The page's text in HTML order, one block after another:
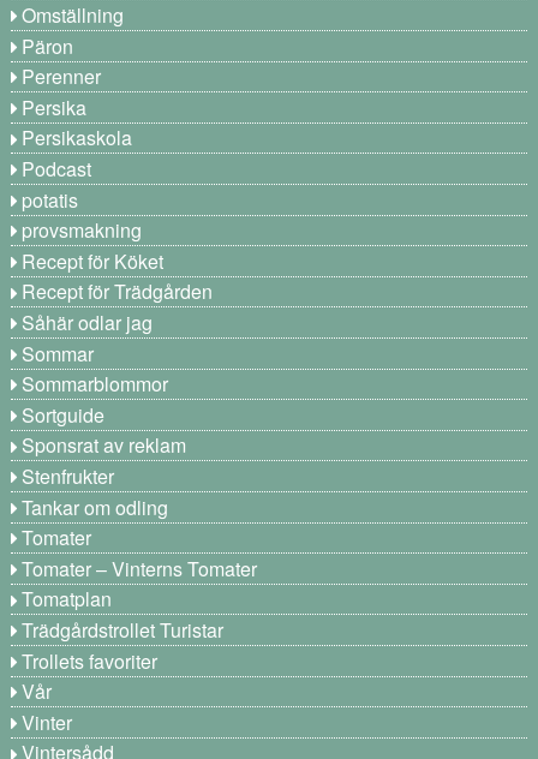
Omställning
Päron
Perenner
Persika
Persikaskola
Podcast
potatis
provsmakning
Recept för Köket
Recept för Trädgården
Såhär odlar jag
Sommar
Sommarblommor
Sortguide
Sponsrat av reklam
Stenfrukter
Tankar om odling
Tomater
Tomater – Vinterns Tomater
Tomatplan
Trädgårdstrollet Turistar
Trollets favoriter
Vår
Vinter
Vintersådd